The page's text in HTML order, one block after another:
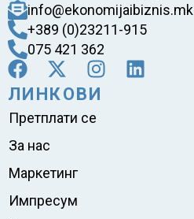
info@ekonomijaibiznis.mk
+389 (0)23211-915
075 421 362
ЛИНКОВИ
Претплати се
За нас
Маркетинг
Импресум